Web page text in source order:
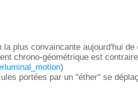
plus convaincante aujourd'hui de
chrono-géométrique est
)
portées par un "éther" se